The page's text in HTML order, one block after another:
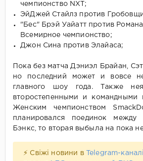
чемпионство NXT;
ЭйДжей Стайлз против
"Бес" Брэй Уайатт против
Всемирное чемпионство;
Джон Сина против Элайаса;
Пока без матча Дэниэл Брайан,
но последний может и вовсе
главного шоу года. Также
второстепенными и командными
Женским чемпионством
планировался поединок
Бэнкс, то вторая выбыла на пока
⚡ Свіжі новини в Telegram-каналі